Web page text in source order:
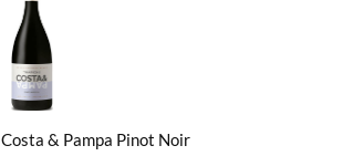
Costa & Pampa Pinot Noir